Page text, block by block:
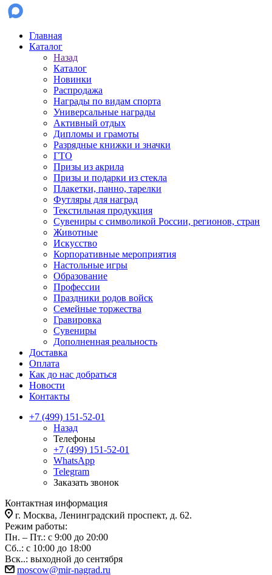
Главная
Каталог
Назад
Каталог
Новинки
Распродажа
Награды по видам спорта
Универсальные награды
Активный отдых
Дипломы и грамоты
Разрядные книжки и значки
ГТО
Призы из акрила
Призы и подарки из стекла
Плакетки, панно, тарелки
Футляры для наград
Текстильная продукция
Сувениры с символикой России, регионов, стран
Животные
Искусство
Корпоративные мероприятия
Настольные игры
Образование
Профессии
Праздники родов войск
Семейные торжества
Гравировка
Сувениры
Дополненная реальность
Доставка
Оплата
Как до нас добраться
Новости
Контакты
+7 (499) 151-52-01
Назад
Телефоны
+7 (499) 151-52-01
WhatsApp
Telegram
Заказать звонок
Контактная информация
г. Москва, Ленинградский проспект, д. 62.
Режим работы:
Пн. – Пт.: с 9:00 до 20:00
Сб..: с 10:00 до 18:00
Вск..: выходной до сентября
moscow@mir-nagrad.ru